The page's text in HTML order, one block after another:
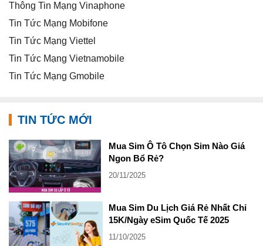
Thông Tin Mạng Vinaphone
Tin Tức Mạng Mobifone
Tin Tức Mạng Viettel
Tin Tức Mạng Vietnamobile
Tin Tức Mạng Gmobile
TIN TỨC MỚI
Mua Sim Ô Tô Chọn Sim Nào Giá
Ngon Bổ Rẻ?
20/11/2025
Mua Sim Du Lịch Giá Rẻ Nhất Chỉ
15K/Ngày eSim Quốc Tế 2025
11/10/2025